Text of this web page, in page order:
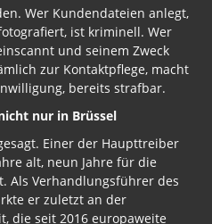
Wer Kundendateien anlegt,
ist kriminell. Wer
und seinem Zweck
zur Kontaktpflege, macht
bereits strafbar.
nur in Brüssel
Einer der Haupttreiber
alt, neun Jahre für die
Als Verhandlungsführer des
er zuletzt an der
die seit 2016 europaweite